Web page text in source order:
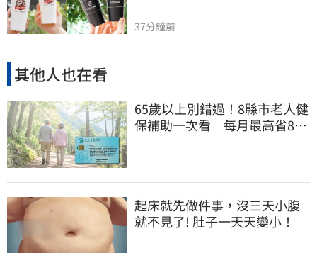
37分鐘前
其他人也在看
65歲以上別錯過！8縣市老人健
保補助一次看 每月最高省826
起床就先做件事，沒三天小腹
就不見了! 肚子一天天變小！